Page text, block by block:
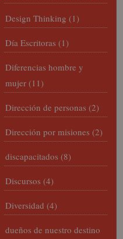
Design Thinking (1)
Día Escritoras (1)
Diferencias hombre y
mujer (11)
Dirección de personas (2)
Dirección por misiones (2)
discapacitados (8)
Discursos (4)
Diversidad (4)
dueños de nuestro destino